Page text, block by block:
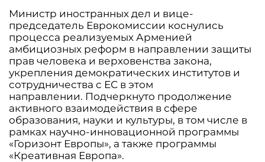
Министр иностранных дел и вице-
председатель Еврокомиссии коснулись
процесса реализуемых Арменией
амбициозных реформ в направлении защиты
прав человека и верховенства закона,
укрепления демократических институтов и
сотрудничества с ЕС в этом
направлении. Подчеркнуто продолжение
активного взаимодействия в сфере
образования, науки и культуры, в том числе в
рамках научно-инновационной программы
«Горизонт Европы», а также программы
«Креативная Европа».